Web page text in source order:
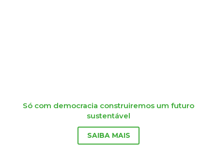
Só com democracia construiremos um futuro
sustentável
SAIBA MAIS